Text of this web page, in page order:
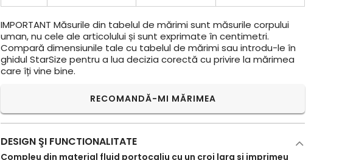
IMPORTANT Măsurile din tabelul de mărimi sunt măsurile corpului
uman, nu cele ale articolului și sunt exprimate în centimetri.
Compară dimensiunile tale cu tabelul de mărimi sau introdu-le în
ghidul StarSize pentru a lua decizia corectă cu privire la mărimea
care îți vine bine.
RECOMANDĂ-MI MĂRIMEA
DESIGN ŞI FUNCTIONALITATE
Compleu din material fluid portocaliu cu un croi larg si imprimeu